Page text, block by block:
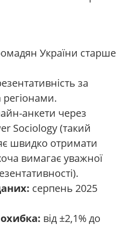
України старше
за
регіонами.
анкети через
Sociology (такий
швидко отримати
вимагає уважної
серпень 2025
від ±2,1% до